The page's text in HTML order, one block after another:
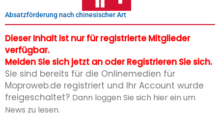
Absatzförderung nach chinesischer Art
Dieser Inhalt ist nur für registrierte Mitglieder
verfügbar.
Melden Sie sich jetzt an oder Registrieren Sie sich.
Sie sind bereits für die Onlinemedien für
Moproweb.de registriert und Ihr Account wurde
freigeschaltet? Dann loggen Sie sich hier ein um
News zu lesen.